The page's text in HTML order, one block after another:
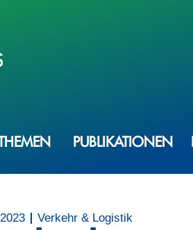
PUBLIKATIONEN
Verkehr & Logistik